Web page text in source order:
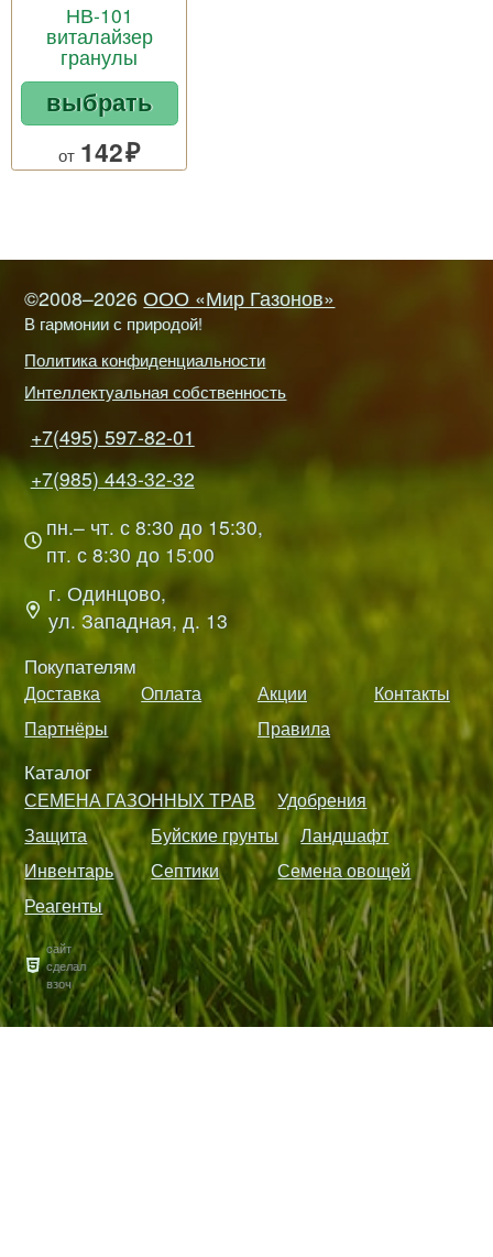
НВ-101
виталайзер
гранулы
выбрать
от 142
©2008–2026 ООО «Мир Газонов»
В гармонии с природой!
Политика конфиденциальности
Интеллектуальная собственность
+7(495) 597-82-01
+7(985) 443-32-32
пн.– чт. с 8:30 до 15:30,
пт. с 8:30 до 15:00
г. Одинцово,
ул. Западная, д. 13
Покупателям
Доставка Оплата Акции
Контакты
Партнёры
Правила
Каталог
СЕМЕНА ГАЗОННЫХ ТРАВ
Удобрения
Защита
Буйские грунты
Ландшафт
Инвентарь
Септики
Семена овощей
Реагенты
сайт
сделал
взоч